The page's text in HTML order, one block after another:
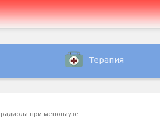
Терапия
при менопаузе